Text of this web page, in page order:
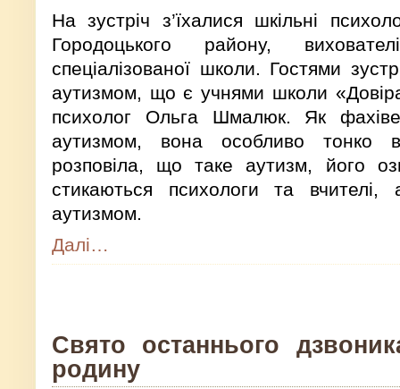
На зустріч з’їхалися шкільні
Городоцького району,
спеціалізованої школи. Гостями
аутизмом, що є учнями школи
психолог Ольга Шмалюк. Як
аутизмом, вона особливо тонко
розповіла, що таке аутизм, його
стикаються психологи та
аутизмом.
Далі…
Свято останнього
родину